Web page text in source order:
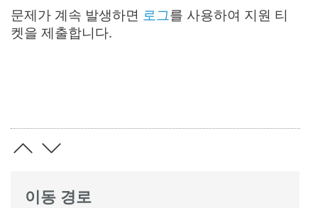
이동 경로
문제가 계속 발생하면 로그를 사용하여 지원 티
켓을 제출합니다.